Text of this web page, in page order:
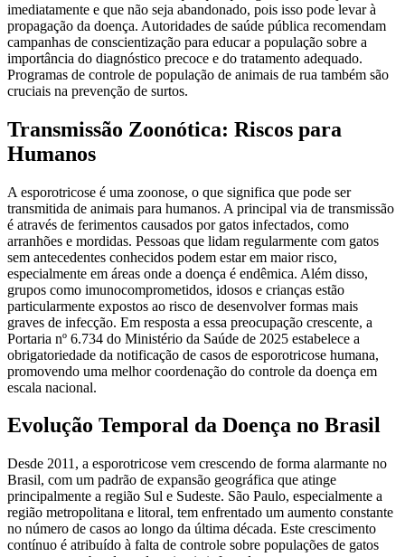
imediatamente e que não seja abandonado, pois isso pode levar à
propagação da doença. Autoridades de saúde pública recomendam
campanhas de conscientização para educar a população sobre a
importância do diagnóstico precoce e do tratamento adequado.
Programas de controle de população de animais de rua também são
cruciais na prevenção de surtos.
Transmissão Zoonótica: Riscos para
Humanos
A esporotricose é uma zoonose, o que significa que pode ser
transmitida de animais para humanos. A principal via de transmissão
é através de ferimentos causados por gatos infectados, como
arranhões e mordidas. Pessoas que lidam regularmente com gatos
sem antecedentes conhecidos podem estar em maior risco,
especialmente em áreas onde a doença é endêmica. Além disso,
grupos como imunocomprometidos, idosos e crianças estão
particularmente expostos ao risco de desenvolver formas mais
graves de infecção. Em resposta a essa preocupação crescente, a
Portaria nº 6.734 do Ministério da Saúde de 2025 estabelece a
obrigatoriedade da notificação de casos de esporotricose humana,
promovendo uma melhor coordenação do controle da doença em
escala nacional.
Evolução Temporal da Doença no Brasil
Desde 2011, a esporotricose vem crescendo de forma alarmante no
Brasil, com um padrão de expansão geográfica que atinge
principalmente a região Sul e Sudeste. São Paulo, especialmente a
região metropolitana e litoral, tem enfrentado um aumento constante
no número de casos ao longo da última década. Este crescimento
contínuo é atribuído à falta de controle sobre populações de gatos